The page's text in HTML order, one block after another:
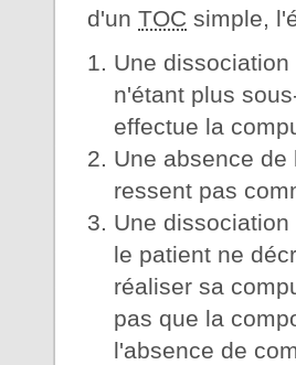
d'un TOC simple,
Une
n'étant plus
effectue la
Une absence
ressent pas
Une
le patient ne
réaliser sa
pas que la
l'absence de